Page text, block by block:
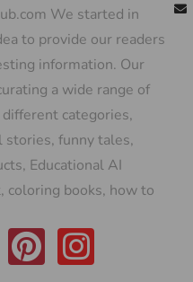
We started in
to provide our readers
information. Our
a wide range of
categories,
stories, funny tales,
Educational AI
coloring books, how to